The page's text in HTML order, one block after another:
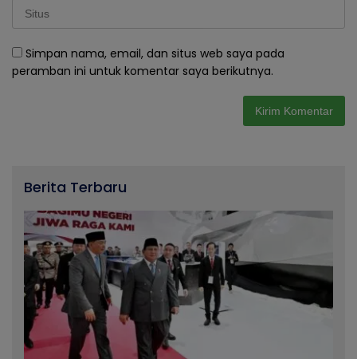
Simpan nama, email, dan situs web saya pada
peramban ini untuk komentar saya berikutnya.
Berita Terbaru